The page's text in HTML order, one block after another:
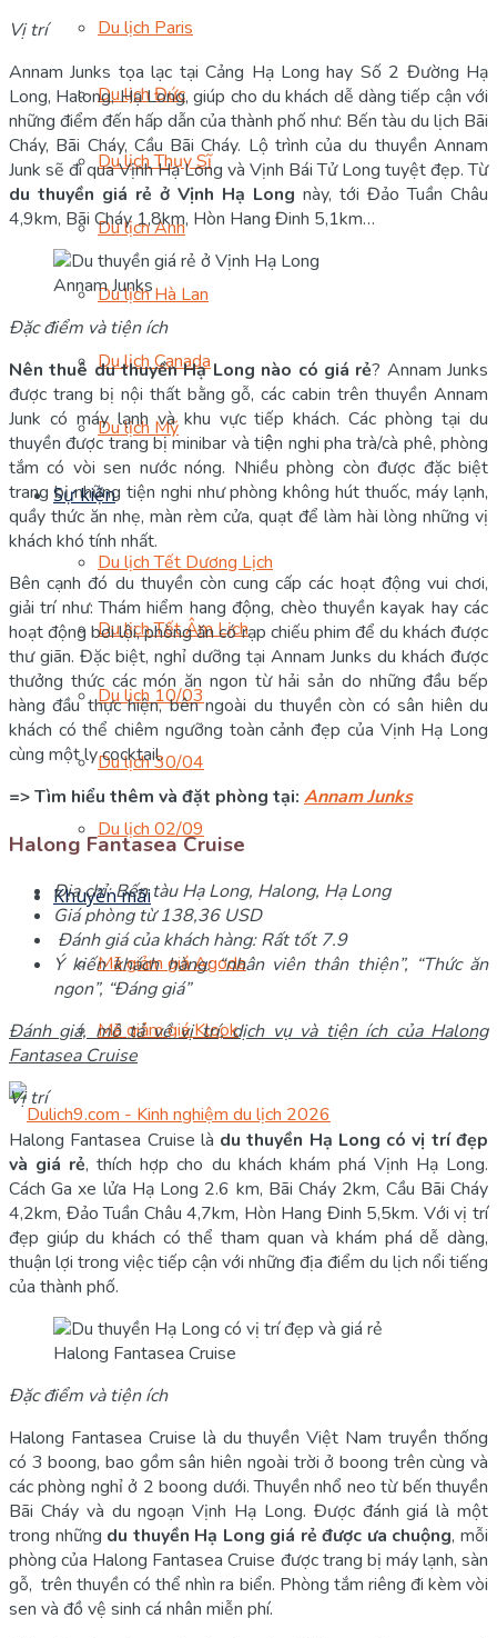
Du lịch Paris
Du lịch Đức
Du lịch Thụy Sĩ
Du lịch Anh
Du lịch Hà Lan
Du lịch Canada
Du lịch Mỹ
Sự kiện
Du lịch Tết Dương Lịch
Du lịch Tết Âm Lịch
Du lịch 10/03
Du lịch 30/04
Du lịch 02/09
Khuyến mãi
Mã giảm giá Agoda
Mã giảm giá Klook
Vị trí
Annam Junks tọa lạc tại Cảng Hạ Long hay Số 2 Đường Hạ
Long, Halong, Hạ Long, giúp cho du khách dễ dàng tiếp cận với
những điểm đến hấp dẫn của thành phố như: Bến tàu du lịch Bãi
Cháy, Bãi Cháy, Cầu Bãi Cháy. Lộ trình của du thuyền Annam
Junk sẽ đi qua Vịnh Hạ Long và Vịnh Bái Tử Long tuyệt đẹp. Từ
du thuyền giá rẻ ở Vịnh Hạ Long này, tới Đảo Tuần Châu
4,9km, Bãi Cháy 1,8km, Hòn Hang Đinh 5,1km…
Annam Junks
Đặc điểm và tiện ích
Nên thuê du thuyền Hạ Long nào có giá rẻ? Annam Junks
được trang bị nội thất bằng gỗ, các cabin trên thuyền Annam
Junk có máy lạnh và khu vực tiếp khách. Các phòng tại du
thuyền được trang bị minibar và tiện nghi pha trà/cà phê, phòng
tắm có vòi sen nước nóng. Nhiều phòng còn được đặc biệt
trang bị những tiện nghi như phòng không hút thuốc, máy lạnh,
quầy thức ăn nhẹ, màn rèm cửa, quạt để làm hài lòng những vị
khách khó tính nhất.
Bên cạnh đó du thuyền còn cung cấp các hoạt động vui chơi,
giải trí như: Thám hiểm hang động, chèo thuyền kayak hay các
hoạt động bơi lội, phòng ăn có rạp chiếu phim để du khách được
thư giãn. Đặc biệt, nghỉ dưỡng tại Annam Junks du khách được
thưởng thức các món ăn ngon từ hải sản do những đầu bếp
hàng đầu thực hiện, bên ngoài du thuyền còn có sân hiên du
khách có thể chiêm ngưỡng toàn cảnh đẹp của Vịnh Hạ Long
cùng một ly cocktail.
=> Tìm hiểu thêm và đặt phòng tại: Annam Junks
Halong Fantasea Cruise
Địa chỉ: Bến tàu Hạ Long, Halong, Hạ Long
Giá phòng từ 138,36 USD
Đánh giá của khách hàng: Rất tốt 7.9
Ý kiến khách hàng: “nhân viên thân thiện”, “Thức ăn
ngon”, “Đáng giá”
Đánh giá, mô tả về vị trí, dịch vụ và tiện ích của Halong
Fantasea Cruise
Vị trí
Halong Fantasea Cruise là du thuyền Hạ Long có vị trí đẹp
và giá rẻ, thích hợp cho du khách khám phá Vịnh Hạ Long.
Cách Ga xe lửa Hạ Long 2.6 km, Bãi Cháy 2km, Cầu Bãi Cháy
4,2km, Đảo Tuần Châu 4,7km, Hòn Hang Đinh 5,5km. Với vị trí
đẹp giúp du khách có thể tham quan và khám phá dễ dàng,
thuận lợi trong việc tiếp cận với những địa điểm du lịch nổi tiếng
của thành phố.
Halong Fantasea Cruise
Đặc điểm và tiện ích
Halong Fantasea Cruise là du thuyền Việt Nam truyền thống
có 3 boong, bao gồm sân hiên ngoài trời ở boong trên cùng và
các phòng nghỉ ở 2 boong dưới. Thuyền nhổ neo từ bến thuyền
Bãi Cháy và du ngoạn Vịnh Hạ Long. Được đánh giá là một
trong những du thuyền Hạ Long giá rẻ được ưa chuộng, mỗi
phòng của Halong Fantasea Cruise được trang bị máy lạnh, sàn
gỗ, trên thuyền có thể nhìn ra biển. Phòng tắm riêng đi kèm vòi
sen và đồ vệ sinh cá nhân miễn phí.